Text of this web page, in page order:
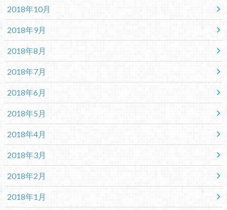
2018年10月
2018年9月
2018年8月
2018年7月
2018年6月
2018年5月
2018年4月
2018年3月
2018年2月
2018年1月